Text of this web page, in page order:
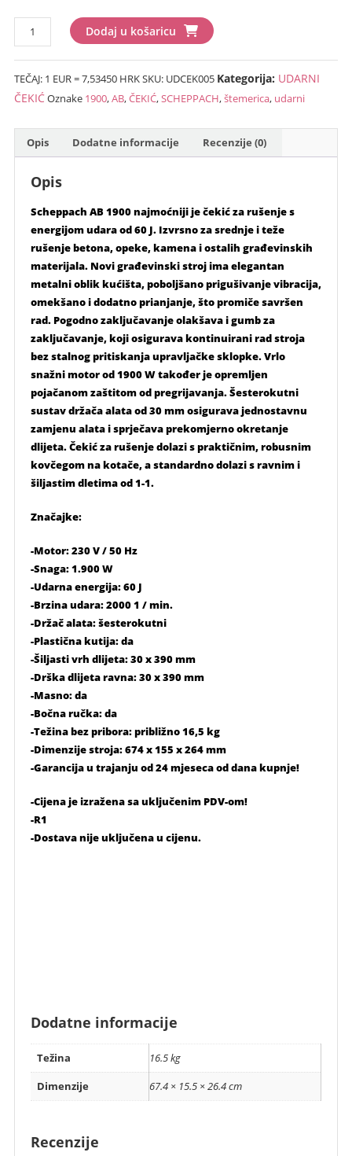
Udarni
čekić,
štemerica"Scheppach
AB
-1900"
Dodaj u košaricu
TEČAJ: 1 EUR = 7,53450 HRKSKU: UDCEK005 Kategorija: UDARNI
ČEKIĆOznake 1900,AB,ČEKIĆ,SCHEPPACH,štemerica, udarni
Opis Dodatne informacije Recenzije (0)
Opis
Scheppach AB 1900 najmoćniji je čekić za rušenje s
energijom udara od 60 J. Izvrsno za srednje i teže
rušenje betona, opeke, kamena i ostalih građevinskih
materijala. Novi građevinski stroj ima elegantan
metalni oblik kućišta, poboljšano prigušivanje vibracija,
omekšano i dodatno prianjanje, što promiče savršen
rad. Pogodno zaključavanje olakšava i gumb za
zaključavanje, koji osigurava kontinuirani rad stroja
bez stalnog pritiskanja upravljačke sklopke. Vrlo
snažni motor od 1900 W također je opremljen
pojačanom zaštitom od pregrijavanja. Šesterokutni
sustav držača alata od 30 mm osigurava jednostavnu
zamjenu alata i sprječava prekomjerno okretanje
dlijeta. Čekić za rušenje dolazi s praktičnim, robusnim
kovčegom na kotače, a standardno dolazi s ravnim i
šiljastim dletima od 1-1.
Značajke:
-Motor: 230 V / 50 Hz
-Snaga: 1.900 W
-Udarna energija: 60 J
-Brzina udara: 2000 1 / min.
-Držač alata: šesterokutni
-Plastična kutija: da
-Šiljasti vrh dlijeta: 30 x 390 mm
-Drška dlijeta ravna: 30 x 390 mm
-Masno: da
-Bočna ručka: da
-Težina bez pribora: približno 16,5 kg
-Dimenzije stroja: 674 x 155 x 264 mm
-Garancija u trajanju od 24 mjeseca od dana kupnje!
-Cijena je izražena sa uključenim PDV-om!
-R1
-Dostava nije uključena u cijenu.
Dodatne informacije
Težina
16.5 kg
Dimenzije
67.4 × 15.5 × 26.4 cm
Recenzije